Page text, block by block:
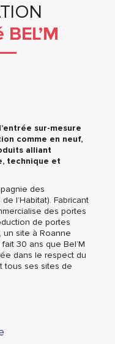
sur-mesure
comme en neuf,
alliant
technique et
des
l’Habitat). Fabricant
des portes
de portes
un site à Roanne
30 ans que Bel’M
dans le respect du
tous ses sites de